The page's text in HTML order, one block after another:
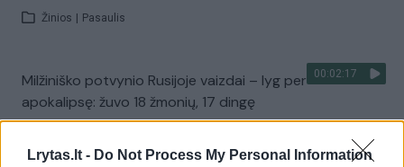
Lrytas.lt - Do Not Process My Personal Information
Žinios Pasaulis
00:02:17
Milžiniško potvynio Rusijoje vaizdai – lyg per
apokalipsę: žuvo 18 žmonių, 17 dingę